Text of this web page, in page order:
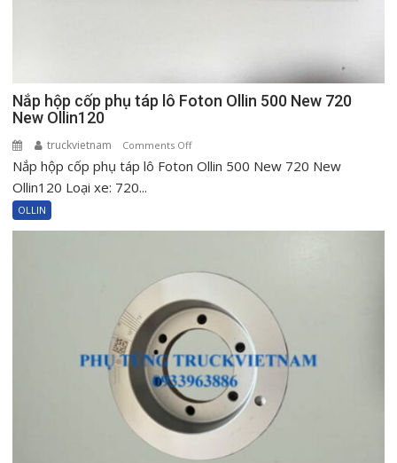
Nắp hộp cốp phụ táp lô Foton Ollin 500 New 720
New Ollin120
truckvietnam Comments Offon
Nắp
Ollin
500
720
New
Ollin120
Nắp hộp cốp phụ táp lô Foton Ollin 500 New 720 New
Ollin120 Loại xe: 720...
OLLIN